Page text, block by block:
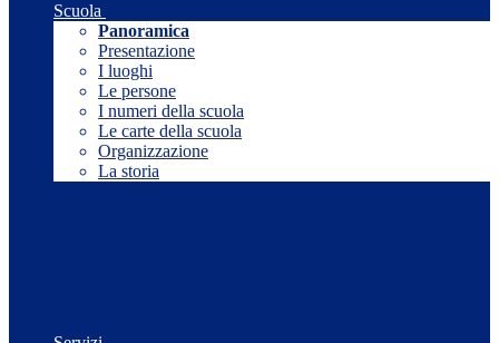
Scuola
Panoramica
Presentazione
I luoghi
Le persone
I numeri della scuola
Le carte della scuola
Organizzazione
La storia